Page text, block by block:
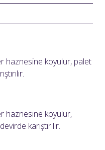
haznesine koyulur, palet
haznesine koyulur,
karıştırılır.